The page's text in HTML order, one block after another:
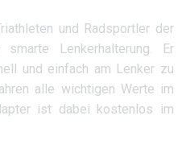
und Radsportler der
Lenkerhalterung. Er
und einfach am Lenker zu
alle wichtigen Werte im
ist dabei kostenlos im